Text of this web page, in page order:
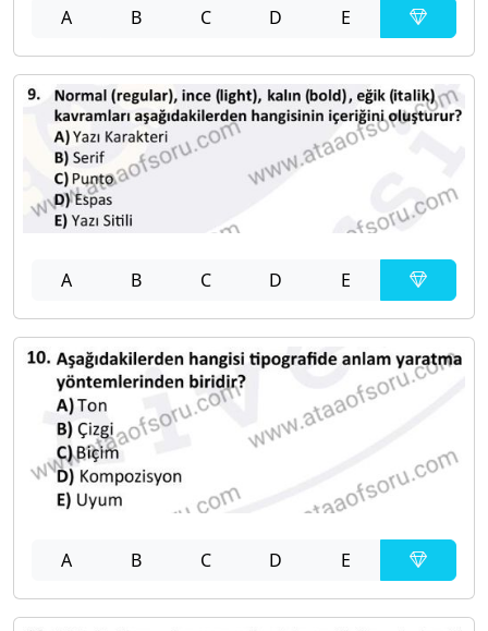
A B C D E
A B C D E
A B C D E